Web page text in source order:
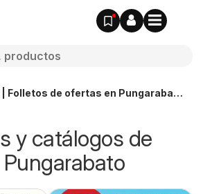
Folletos de ofertas en Pungarabato
y catálogos de